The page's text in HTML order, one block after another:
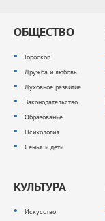
ОБЩЕСТВО
Гороскоп
Дружба и любовь
Духовное развитие
Законодательство
Образование
Психология
Семья и дети
КУЛЬТУРА
Искусство